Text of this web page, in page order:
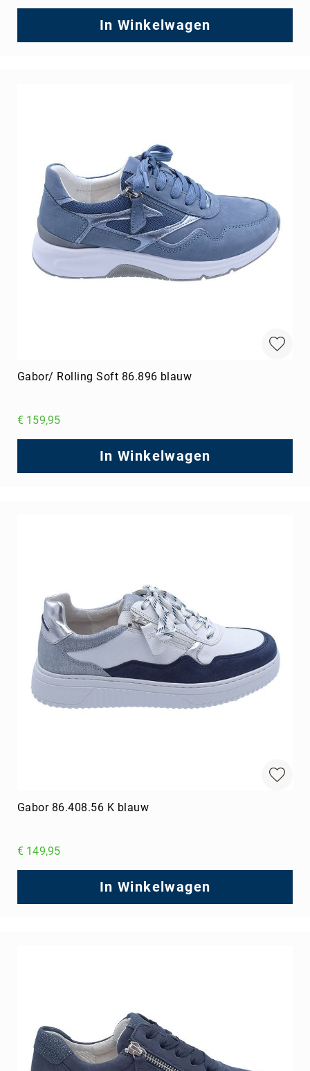
In Winkelwagen
Gabor/ Rolling Soft 86.896 blauw
€ 159,95
In Winkelwagen
Gabor 86.408.56 K blauw
€ 149,95
In Winkelwagen